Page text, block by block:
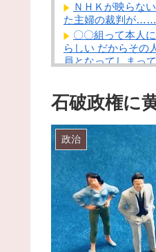
ＮＨＫが映らな
た主婦の裁判が
〇〇組って本人
らしい だからその
員となってしまっ
見てみるか…」 / ま
wwwwww / NEWま
08:01)
ホロライブ超人
アビス 目覚める神
とめサイトアンテ
中居正広（無職
人「誰にも知られ
NEWまとめサイト
【悲報】菊地亜
石破政権に
政治